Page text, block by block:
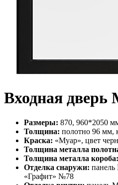
Входная дверь
Размеры: 870, 960*2050
Толщина: полотно 96 мм,
Краска: «Муар», цвет
Толщина металла
Толщина металла короба:
Отделка снаружи:
«Графит» №78